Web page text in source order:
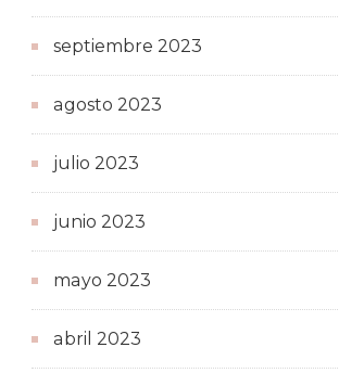
septiembre 2023
agosto 2023
julio 2023
junio 2023
mayo 2023
abril 2023